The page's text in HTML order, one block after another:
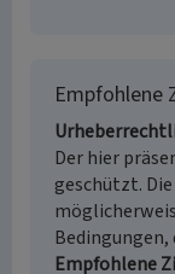
Empfohlene
Der hier
geschützt.
Bedingungen,
Empfohlene